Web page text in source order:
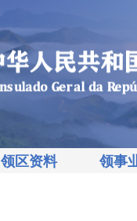
领区资料 领事